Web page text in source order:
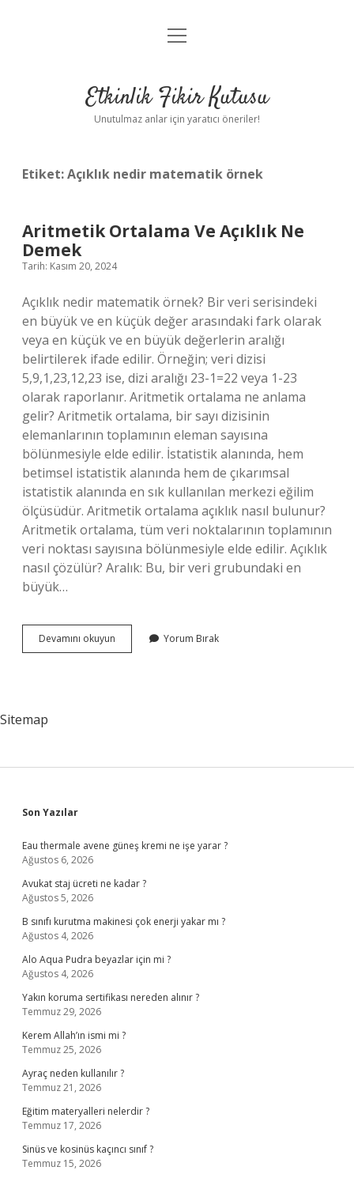
Anasayfa
Yasal Uyarı
menüyü
Etkinlik Fikir Kutusu
Unutulmaz anlar için yaratıcı öneriler!
Etiket:Açıklık nedir matematik örnek
Aritmetik Ortalama Ve Açıklık Ne
Demek
Tarih: Kasım 20, 2024
Açıklık nedir matematik örnek? Bir veri serisindeki
en büyük ve en küçük değer arasındaki fark olarak
veya en küçük ve en büyük değerlerin aralığı
belirtilerek ifade edilir. Örneğin; veri dizisi
5,9,1,23,12,23 ise, dizi aralığı 23-1=22 veya 1-23
olarak raporlanır. Aritmetik ortalama ne anlama
gelir? Aritmetik ortalama, bir sayı dizisinin
elemanlarının toplamının eleman sayısına
bölünmesiyle elde edilir. İstatistik alanında, hem
betimsel istatistik alanında hem de çıkarımsal
istatistik alanında en sık kullanılan merkezi eğilim
ölçüsüdür. Aritmetik ortalama açıklık nasıl bulunur?
Aritmetik ortalama, tüm veri noktalarının toplamının
veri noktası sayısına bölünmesiyle elde edilir. Açıklık
nasıl çözülür? Aralık: Bu, bir veri grubundaki en
büyük…
Devamını okuyun Aritmetik
Ortalama
Yorum Bırak
Sitemap
Sidebar
Son Yazılar
Eau thermale avene güneş kremi ne işe yarar ?
Ağustos 6, 2026
Avukat staj ücreti ne kadar ?
Ağustos 5, 2026
B sınıfı kurutma makinesi çok enerji yakar mı ?
Ağustos 4, 2026
Alo Aqua Pudra beyazlar için mi ?
Ağustos 4, 2026
Yakın koruma sertifikası nereden alınır ?
Temmuz 29, 2026
Kerem Allah’ın ismi mi ?
Temmuz 25, 2026
Ayraç neden kullanılır ?
Temmuz 21, 2026
Eğitim materyalleri nelerdir ?
Temmuz 17, 2026
Sinüs ve kosinüs kaçıncı sınıf ?
Temmuz 15, 2026